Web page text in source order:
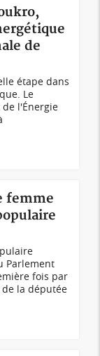
de
étape dans
Le
l'Énergie
femme
Parlement
fois par
la députée